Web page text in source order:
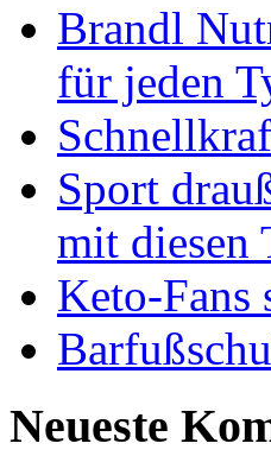
Brandl
für jeden
Sport
mit diesen
Keto-Fans
Neueste